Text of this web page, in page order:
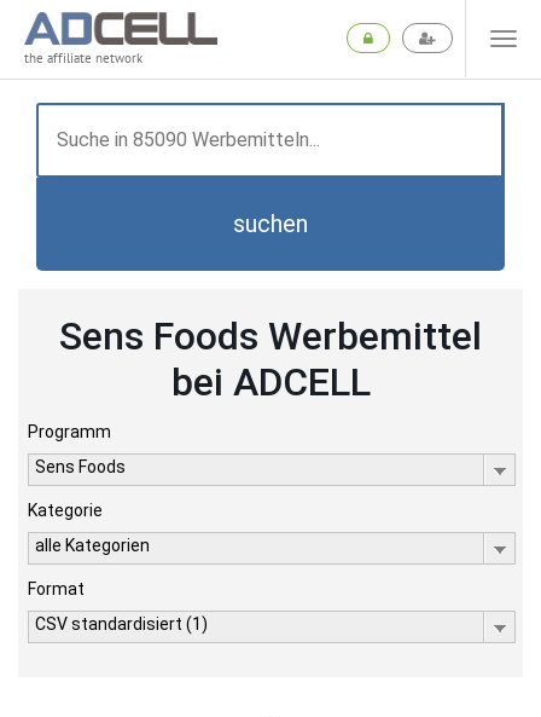
the affiliate network
suchen
Sens Foods Werbemittel
bei ADCELL
Programm
Sens Foods
Kategorie
alle Kategorien
Format
CSV standardisiert (1)